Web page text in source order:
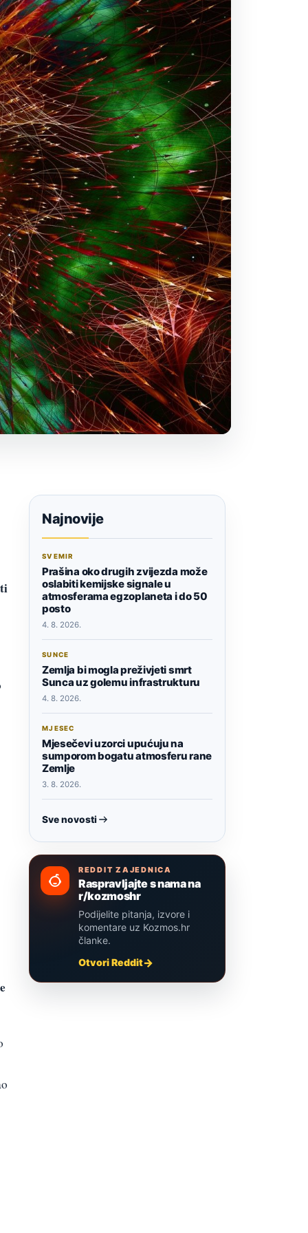
Najnovije
SVEMIR
Prašina oko drugih zvijezda može
oslabiti kemijske signale u
atmosferama egzoplaneta i do 50
posto
4. 8. 2026.
SUNCE
Zemlja bi mogla preživjeti smrt
Sunca uz golemu infrastrukturu
4. 8. 2026.
MJESEC
Mjesečevi uzorci upućuju na
sumporom bogatu atmosferu rane
Zemlje
3. 8. 2026.
Sve novosti
REDDIT ZAJEDNICA
Raspravljajte s nama na
r/kozmoshr
Podijelite pitanja, izvore i
komentare uz Kozmos.hr
članke.
Otvori Reddit